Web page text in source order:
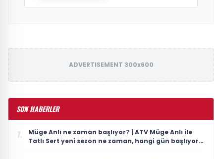
ADVERTISEMENT 300x600
SON HABERLER
1.
Müge Anlı ne zaman başlıyor? | ATV Müge Anlı ile
Tatlı Sert yeni sezon ne zaman, hangi gün başlıyor?